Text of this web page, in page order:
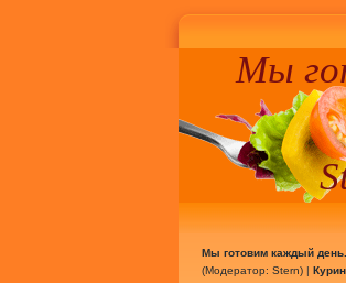
Мы
Мы готовим каждый
(Модератор: Stern) |